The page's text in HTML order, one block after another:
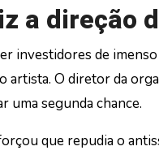
a direção
investidores de
artista. O diretor da
uma segunda chance.
que repudia o